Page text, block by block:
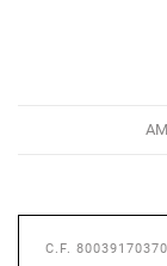
C.F.